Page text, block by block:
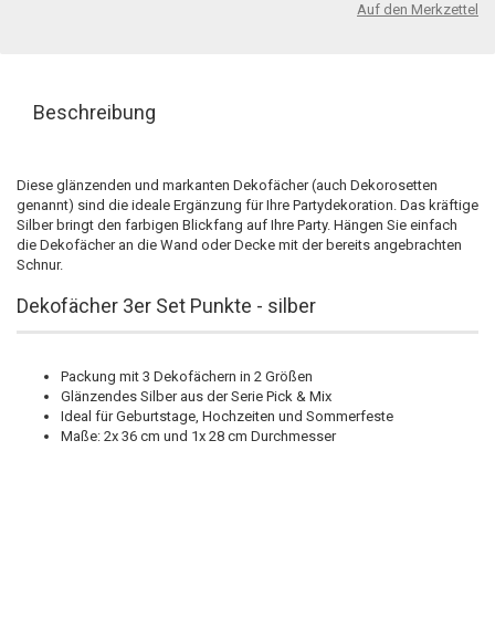
Auf den Merkzettel
Beschreibung
Diese glänzenden und markanten Dekofächer (auch Dekorosetten
genannt) sind die ideale Ergänzung für Ihre Partydekoration. Das kräftige
Silber bringt den farbigen Blickfang auf Ihre Party. Hängen Sie einfach
die Dekofächer an die Wand oder Decke mit der bereits angebrachten
Schnur.
Dekofächer 3er Set Punkte - silber
Packung mit 3 Dekofächern in 2 Größen
Glänzendes Silber aus der Serie Pick & Mix
Ideal für Geburtstage, Hochzeiten und Sommerfeste
Maße: 2x 36 cm und 1x 28 cm Durchmesser